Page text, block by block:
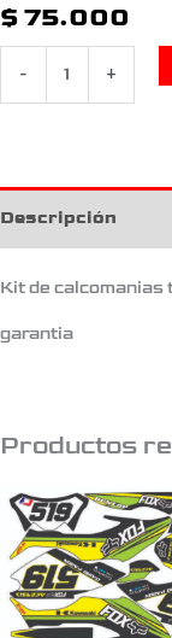
$ 75.000
- +
Descripción
Kit de calcomanias
garantia
Productos